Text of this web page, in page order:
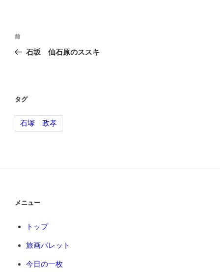
投
ナ
ー
シ
ョ
前
の
前
石坂 仙石原のススキ
タグ
石塚 政孝
メニュー
トップ
旅画パレット
今日の一枚